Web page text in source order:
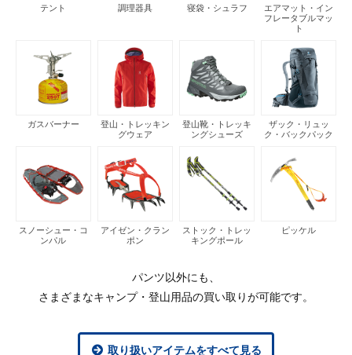
テント 調理器具 寝袋・シュラフ
エアマット・イン
フレータブルマッ
ト
ガスバーナー
登山・トレッキン
グウェア
登山靴・トレッキ
ングシューズ
ザック・リュッ
ク・バックパック
スノーシュー・コ
ンパル
アイゼン・クラン
ポン
ストック・トレッ
キングポール
ピッケル
パンツ以外にも、
さまざまなキャンプ・登山用品の買い取りが可能です。
取り扱いアイテムをすべて見る